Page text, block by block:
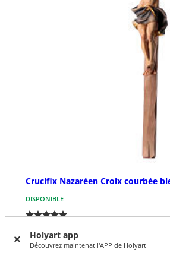
Holyart app
Découvrez maintenat l'APP de Holyart
Crucifix Nazaréen Croix courbée
DISPONIBLE
À partir de